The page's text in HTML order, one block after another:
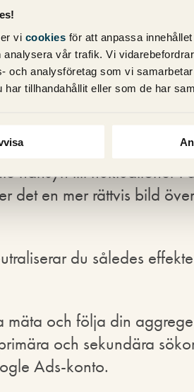
vi cookies för att anpassa
analysera vår trafik. Vi
och analysföretag som vi
har tillhandahållit eller som de har
de enda KPI:erna du
lika viktigt att mäta din
som är viktiga för
hänsyn till fluktuationer i
det en mer rättvis bild
du således
mäta och följa din
och sekundära
Ads-konto.